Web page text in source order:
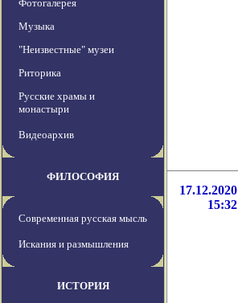
Фотогалерея
Музыка
"Неизвестные" музеи
Риторика
Русские храмы и
монастыри
Видеоархив
ФИЛОСОФИЯ
Современная русская мысль
Искания и размышления
ИСТОРИЯ
17.12.2020
15:32